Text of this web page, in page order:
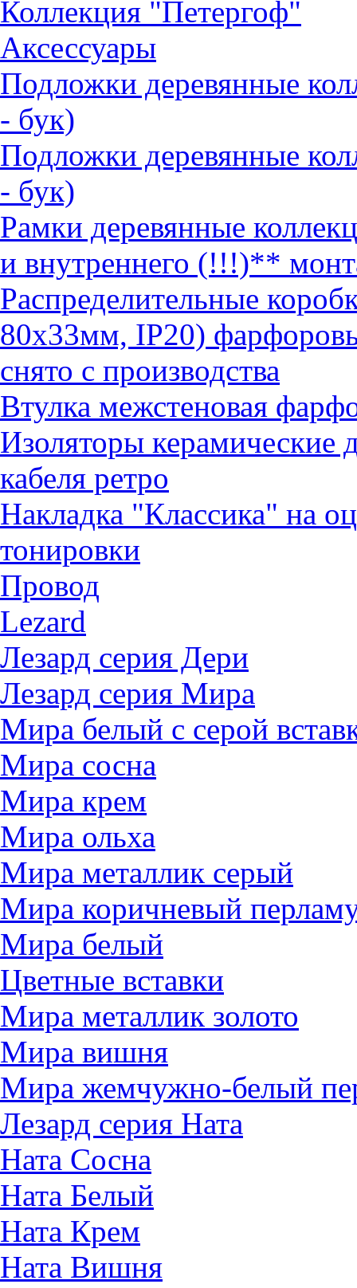
Коллекция "Петергоф"
Аксессуары
Подложки деревянные
- бук)
Подложки деревянные
- бук)
Рамки деревянные
и внутреннего (!!!)**
Распределительные
80х33мм, IP20)
снято с производства
Втулка межстеновая
Изоляторы керамические
кабеля ретро
Накладка "Классика" на
тонировки
Провод
Lezard
Лезард серия Дери
Лезард серия Мира
Мира белый c серой
Мира сосна
Мира крем
Мира ольха
Мира металлик серый
Мира коричневый
Мира белый
Цветные вставки
Мира металлик золото
Мира вишня
Мира жемчужно-белый
Лезард серия Ната
Ната Сосна
Ната Белый
Ната Крем
Ната Вишня